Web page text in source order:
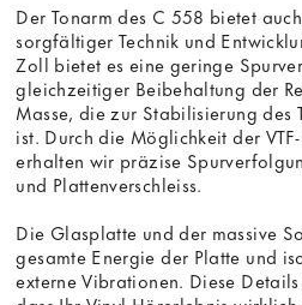
Der Tonarm des C 558 bietet
sorgfältiger Technik und
Zoll bietet es eine geringe
gleichzeitiger Beibehaltung der
Masse, die zur Stabilisierung des
ist. Durch die Möglichkeit der
erhalten wir präzise
und Plattenverschleiss.
Die Glasplatte und der massive
gesamte Energie der Platte und
externe Vibrationen. Diese